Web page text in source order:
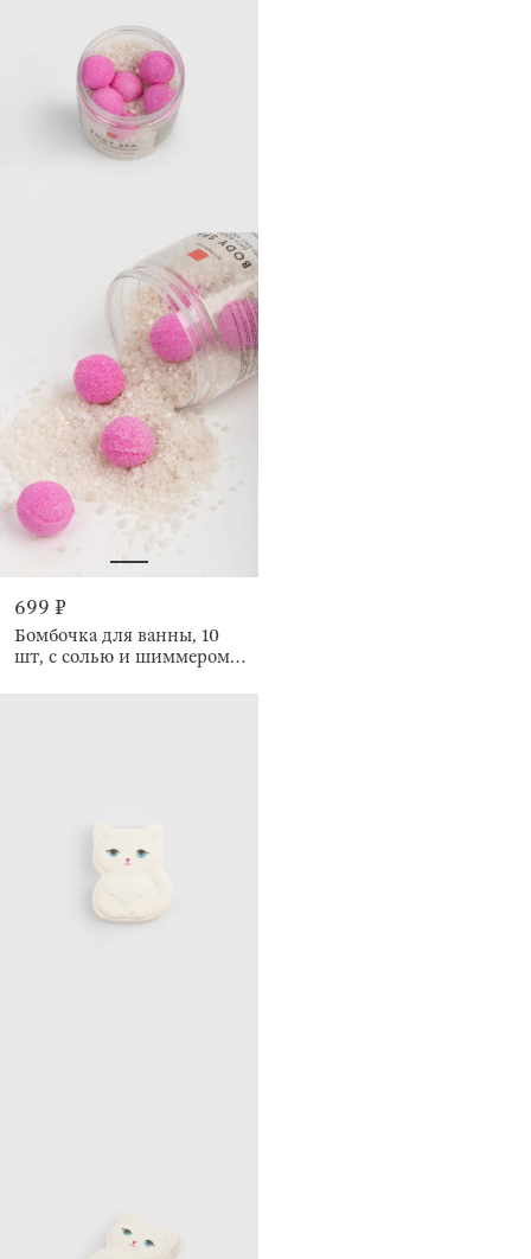
699 ₽
Бомбочка для ванны, 10
шт, с солью и шиммером,